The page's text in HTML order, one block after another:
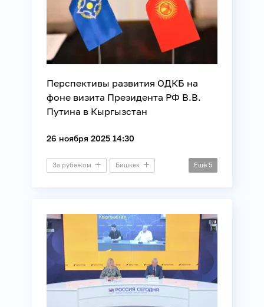
Перспективы развития ОДКБ на
фоне визита Президента РФ В.В.
Путина в Кыргызстан
26 ноября 2025 14:30
За рубежом Бишкек
Международные отношения
ОДКБ
Ещё 5